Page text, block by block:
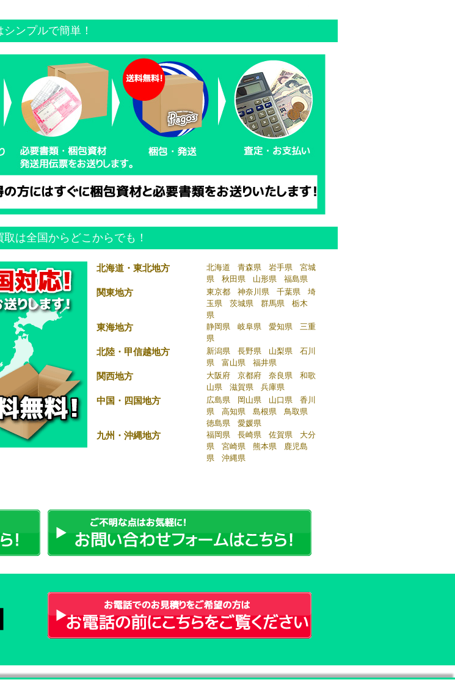
ンプルで簡単！
は全国からどこからでも！
北海道・東北地方 北海道 青森県 岩手県
宮城
県
秋田県 山形県 福島県
関東地方 東京都 神奈川県 千葉県
埼
玉県
茨城県 群馬県
栃木
県
東海地方 静岡県 岐阜県 愛知県
三重
県
北陸・甲信越地方 新潟県 長野県 山梨県
石川
県
富山県 福井県
関西地方 大阪府 京都府 奈良県
和歌
山県
滋賀県 兵庫県
中国・四国地方 広島県 岡山県 山口県
香川
県
高知県 島根県
鳥取県
徳島県
愛媛県
九州・沖縄地方 福岡県 長崎県 佐賀県
大分
県
宮崎県 熊本県
鹿児島
県
沖縄県